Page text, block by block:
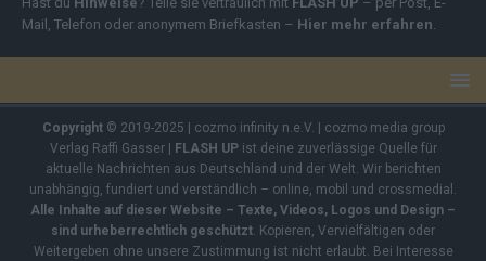
Mail, Telefon oder anonymem Briefkasten – Hier mehr erfahren.
Copyright© 2019-2025 | cozmo infinity n.e.V. | cozmo media group
Verlag Raffi Gasser |
FLASH UPist deine zuverlässige Quelle für
aktuelle Nachrichten aus Deutschland und der Welt. Wir berichten
unabhängig, fundiert und verständlich – online, mobil und crossmedial.
Alle Inhalte auf dieser Website – Texte, Videos, Logos und Design –
sind urheberrechtlich geschützt. Kopieren, Vervielfältigen oder
Weitergeben ohne unsere Zustimmung ist nicht erlaubt. Bei Interesse